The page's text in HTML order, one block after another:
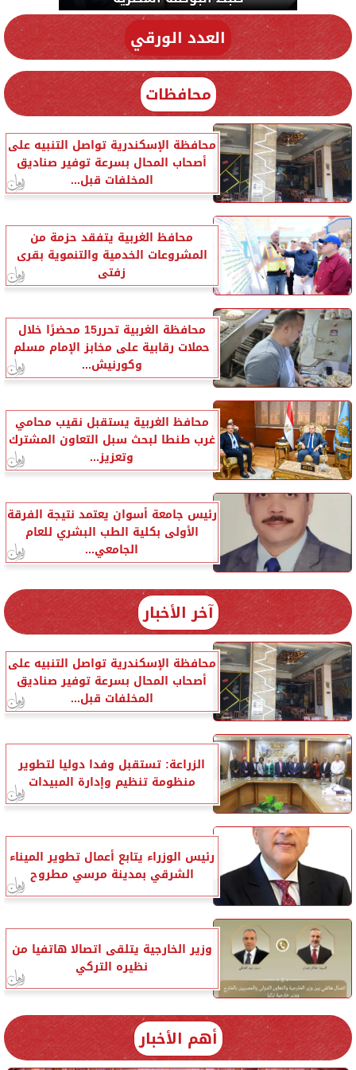
العدد الورقي
محافظات
محافظة الإسكندرية تواصل التنبيه على
أصحاب المحال بسرعة توفير صناديق
المخلفات قبل...
محافظ الغربية يتفقد حزمة من
المشروعات الخدمية والتنموية بقرى
زفتى
محافظة الغربية تحرر15 محضرًا خلال
حملات رقابية على مخابز الإمام مسلم
وكورنيش...
محافظ الغربية يستقبل نقيب محامي
غرب طنطا لبحث سبل التعاون المشترك
وتعزيز...
رئيس جامعة أسوان يعتمد نتيجة الفرقة
الأولى بكلية الطب البشري للعام
الجامعي...
آخر الأخبار
محافظة الإسكندرية تواصل التنبيه على
أصحاب المحال بسرعة توفير صناديق
المخلفات قبل...
الزراعة: تستقبل وفدا دوليا لتطوير
منظومة تنظيم وإدارة المبيدات
رئيس الوزراء يتابع أعمال تطوير الميناء
الشرقي بمدينة مرسي مطروح
وزير الخارجية يتلقى اتصالا هاتفيا من
نظيره التركي
أهم الأخبار